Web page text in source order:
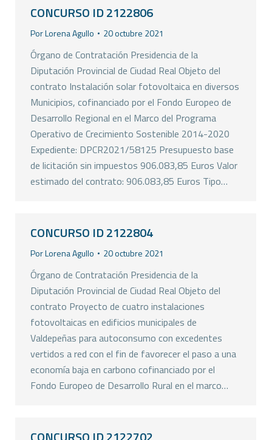
CONCURSO ID 2122806
PorLorena Agullo 20 octubre 2021
Órgano de Contratación Presidencia de la
Diputación Provincial de Ciudad Real Objeto del
contrato Instalación solar fotovoltaica en diversos
Municipios, cofinanciado por el Fondo Europeo de
Desarrollo Regional en el Marco del Programa
Operativo de Crecimiento Sostenible 2014-2020
Expediente: DPCR2021/58125 Presupuesto base
de licitación sin impuestos 906.083,85 Euros Valor
estimado del contrato: 906.083,85 Euros Tipo…
CONCURSO ID 2122804
PorLorena Agullo 20 octubre 2021
Órgano de Contratación Presidencia de la
Diputación Provincial de Ciudad Real Objeto del
contrato Proyecto de cuatro instalaciones
fotovoltaicas en edificios municipales de
Valdepeñas para autoconsumo con excedentes
vertidos a red con el fin de favorecer el paso a una
economía baja en carbono cofinanciado por el
Fondo Europeo de Desarrollo Rural en el marco…